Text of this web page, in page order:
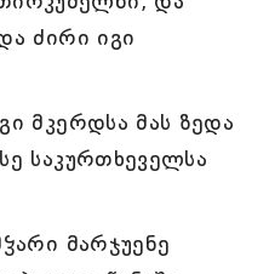
ძირი იგი
მკერდსა მას ზედა
საკურთხეველსა
მარჯუენე